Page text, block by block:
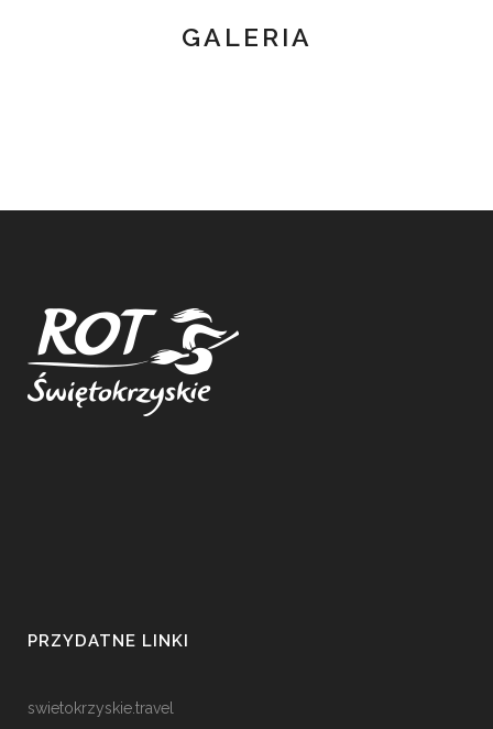
GALERIA
PRZYDATNE LINKI
swietokrzyskie.travel